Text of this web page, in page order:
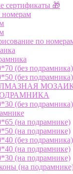
сертификаты 🎁
номерам
по
(без подрамника)
(без подрамника)
(без подрамника)
(на подрамнике)
(на подрамнике)
(без подрамника)
(на подрамнике)
(на подрамнике)
(на